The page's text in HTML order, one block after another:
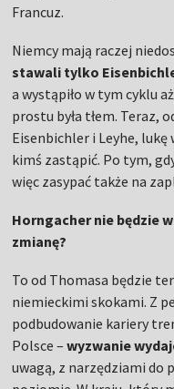
Francuz.
Niemcy mają raczej
stawali tylko
a wystąpiło w tym cyklu
prostu była tłem. Teraz,
Eisenbichler i Leyhe, lukę
kimś zastąpić. Po tym,
więc zasypać także na
Horngacher nie będzie
zmianę?
To od Thomasa będzie
niemieckimi skokami. Z
podbudowanie kariery
Polsce –wyzwanie
uwagą, z narzędziami do